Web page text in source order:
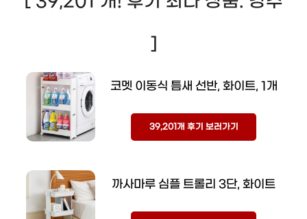
]
코멧 이동식 틈새 선반, 화이트, 1개
39,201개 후기 보러가기
까사마루 심플 트롤리 3단, 화이트